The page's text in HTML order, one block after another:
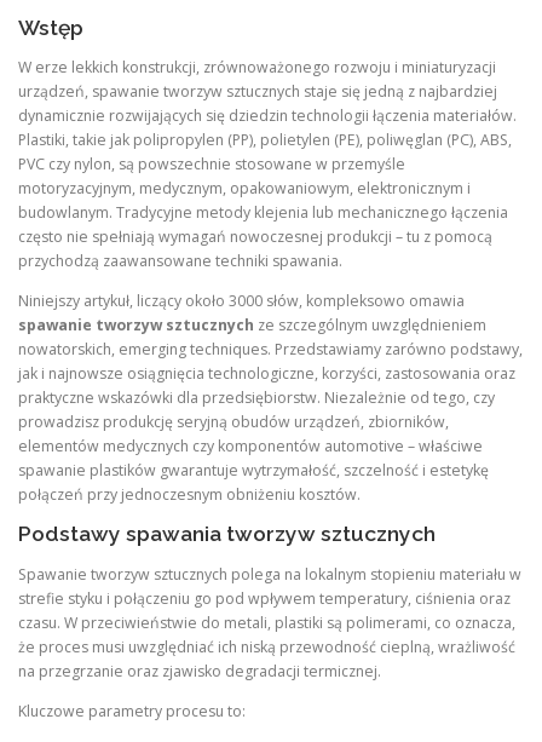
Wstęp
W erze lekkich konstrukcji, zrównoważonego rozwoju i miniaturyzacji
urządzeń, spawanie tworzyw sztucznych staje się jedną z najbardziej
dynamicznie rozwijających się dziedzin technologii łączenia materiałów.
Plastiki, takie jak polipropylen (PP), polietylen (PE), poliwęglan (PC), ABS,
PVC czy nylon, są powszechnie stosowane w przemyśle
motoryzacyjnym, medycznym, opakowaniowym, elektronicznym i
budowlanym. Tradycyjne metody klejenia lub mechanicznego łączenia
często nie spełniają wymagań nowoczesnej produkcji – tu z pomocą
przychodzą zaawansowane techniki spawania.
Niniejszy artykuł, liczący około 3000 słów, kompleksowo omawia
spawanie tworzyw sztucznych ze szczególnym uwzględnieniem
nowatorskich, emerging techniques. Przedstawiamy zarówno podstawy,
jak i najnowsze osiągnięcia technologiczne, korzyści, zastosowania oraz
praktyczne wskazówki dla przedsiębiorstw. Niezależnie od tego, czy
prowadzisz produkcję seryjną obudów urządzeń, zbiorników,
elementów medycznych czy komponentów automotive – właściwe
spawanie plastików gwarantuje wytrzymałość, szczelność i estetykę
połączeń przy jednoczesnym obniżeniu kosztów.
Podstawy spawania tworzyw sztucznych
Spawanie tworzyw sztucznych polega na lokalnym stopieniu materiału w
strefie styku i połączeniu go pod wpływem temperatury, ciśnienia oraz
czasu. W przeciwieństwie do metali, plastiki są polimerami, co oznacza,
że proces musi uwzględniać ich niską przewodność cieplną, wrażliwość
na przegrzanie oraz zjawisko degradacji termicznej.
Kluczowe parametry procesu to: